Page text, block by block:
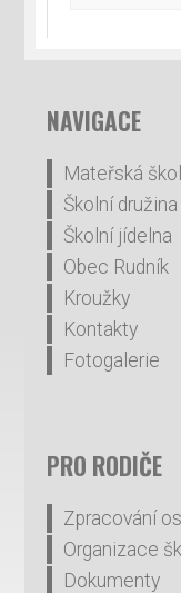
NAVIGACE
Mateřská
Školní družina
Školní jídelna
Obec Rudník
Kroužky
Kontakty
Fotogalerie
PRO RODIČE
Zpracování
Organizace
Dokumenty